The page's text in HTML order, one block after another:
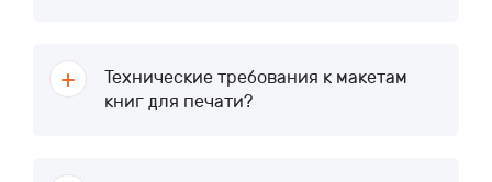
Технические требования к макетам
книг для печати?